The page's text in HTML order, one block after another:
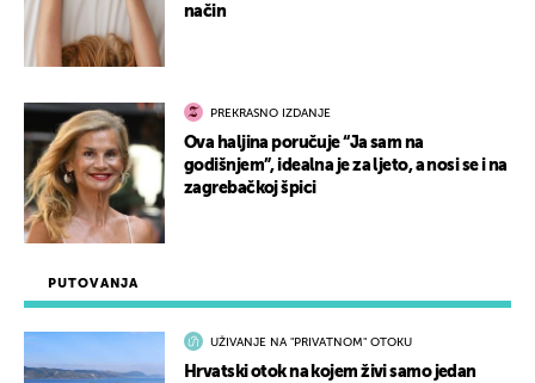
PUTOVANJA
UŽIVANJE NA "PRIVATNOM" OTOKU
Hrvatski otok na kojem živi samo jedan
način
PREKRASNO IZDANJE
Ova haljina poručuje “Ja sam na
godišnjem”, idealna je za ljeto, a nosi se i na
zagrebačkoj špici